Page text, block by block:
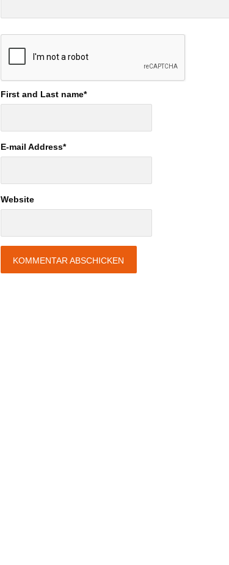
First and Last name*
E-mail Address*
Website